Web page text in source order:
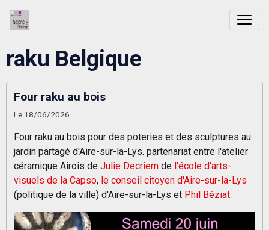
raku Belgique
Four raku au bois
Le 18/06/2026
Four raku au bois pour des poteries et des sculptures au
jardin partagé d'Aire-sur-la-Lys. partenariat entre l'atelier
céramique Airois de Julie Decriem de l'école d'arts-
visuels de la Capso, le conseil citoyen d'Aire-sur-la-Lys
(politique de la ville) d'Aire-sur-la-Lys et Phil Béziat.